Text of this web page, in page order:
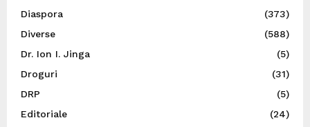
Diaspora
(373)
Diverse
(588)
Dr. Ion I. Jinga
(5)
Droguri
(31)
DRP
(5)
Editoriale
(24)